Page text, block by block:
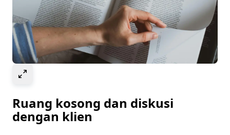
Ruang kosong dan diskusi
dengan klien